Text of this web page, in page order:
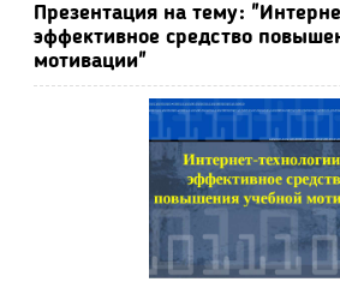
Презентация на тему:
эффективное средство
мотивации"